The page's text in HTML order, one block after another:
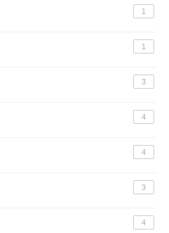
1
1
3
4
4
3
4